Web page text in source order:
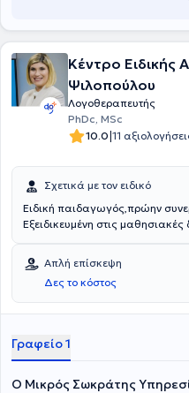
θεραπεία, Integrated Voice
Κέντρο Ειδικής
Ψιλοπούλου
Λογοθεραπευτής
PhDc, MSc
10.0|11
Σχετικά με τον ειδικό
Ειδική παιδαγωγός,πρώην
Εξειδικευμένη στις μαθησιακές
Απλή επίσκεψη
Δες το κόστος
Γραφείο 1
O Mικρός Σωκράτης